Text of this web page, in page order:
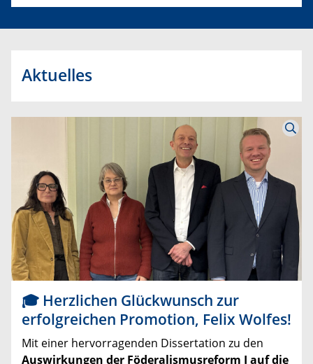
Aktuelles
🎓 Herzlichen Glückwunsch zur
erfolgreichen Promotion, Felix Wolfes!
Mit einer hervorragenden Dissertation zu den
Auswirkungen der Föderalismus­reform I auf die